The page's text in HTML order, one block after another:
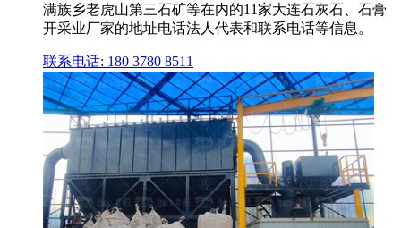
满族乡老虎山第三石矿等在内的11家大连石灰石、石膏
开采业厂家的地址电话法人代表和联系电话等信息。
联系电话: 180 3780 8511